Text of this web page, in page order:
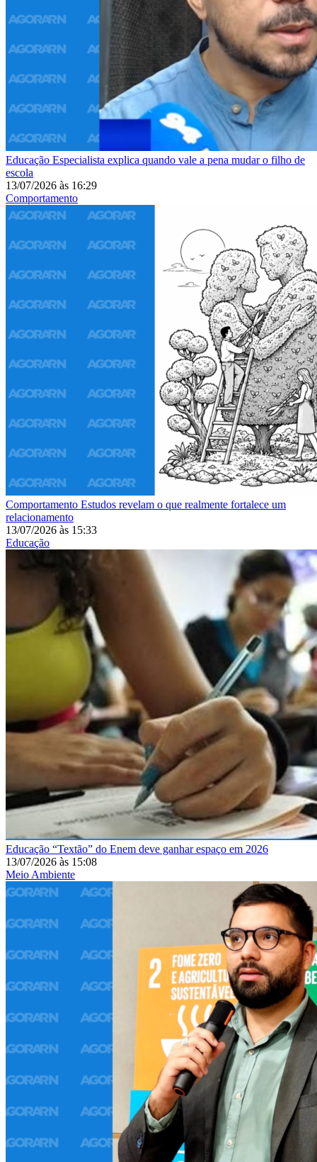
Educação Especialista explica quando vale a pena mudar o filho de
escola
13/07/2026 às 16:29
Comportamento
Comportamento Estudos revelam o que realmente fortalece um
relacionamento
13/07/2026 às 15:33
Educação
Educação “Textão” do Enem deve ganhar espaço em 2026
13/07/2026 às 15:08
Meio Ambiente